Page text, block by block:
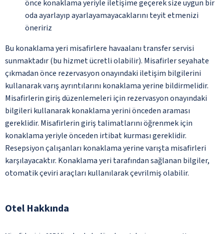
önce konaklama yeriyle iletişime geçerek size uygun bir
oda ayarlayıp ayarlayamayacaklarını teyit etmenizi
öneririz
Bu konaklama yeri misafirlere havaalanı transfer servisi
sunmaktadır (bu hizmet ücretli olabilir). Misafirler seyahate
çıkmadan önce rezervasyon onayındaki iletişim bilgilerini
kullanarak varış ayrıntılarını konaklama yerine bildirmelidir.
Misafirlerin giriş düzenlemeleri için rezervasyon onayındaki
bilgileri kullanarak konaklama yerini önceden araması
gereklidir. Misafirlerin giriş talimatlarını öğrenmek için
konaklama yeriyle önceden irtibat kurması gereklidir.
Resepsiyon çalışanları konaklama yerine varışta misafirleri
karşılayacaktır. Konaklama yeri tarafından sağlanan bilgiler,
otomatik çeviri araçları kullanılarak çevrilmiş olabilir.
Otel Hakkında